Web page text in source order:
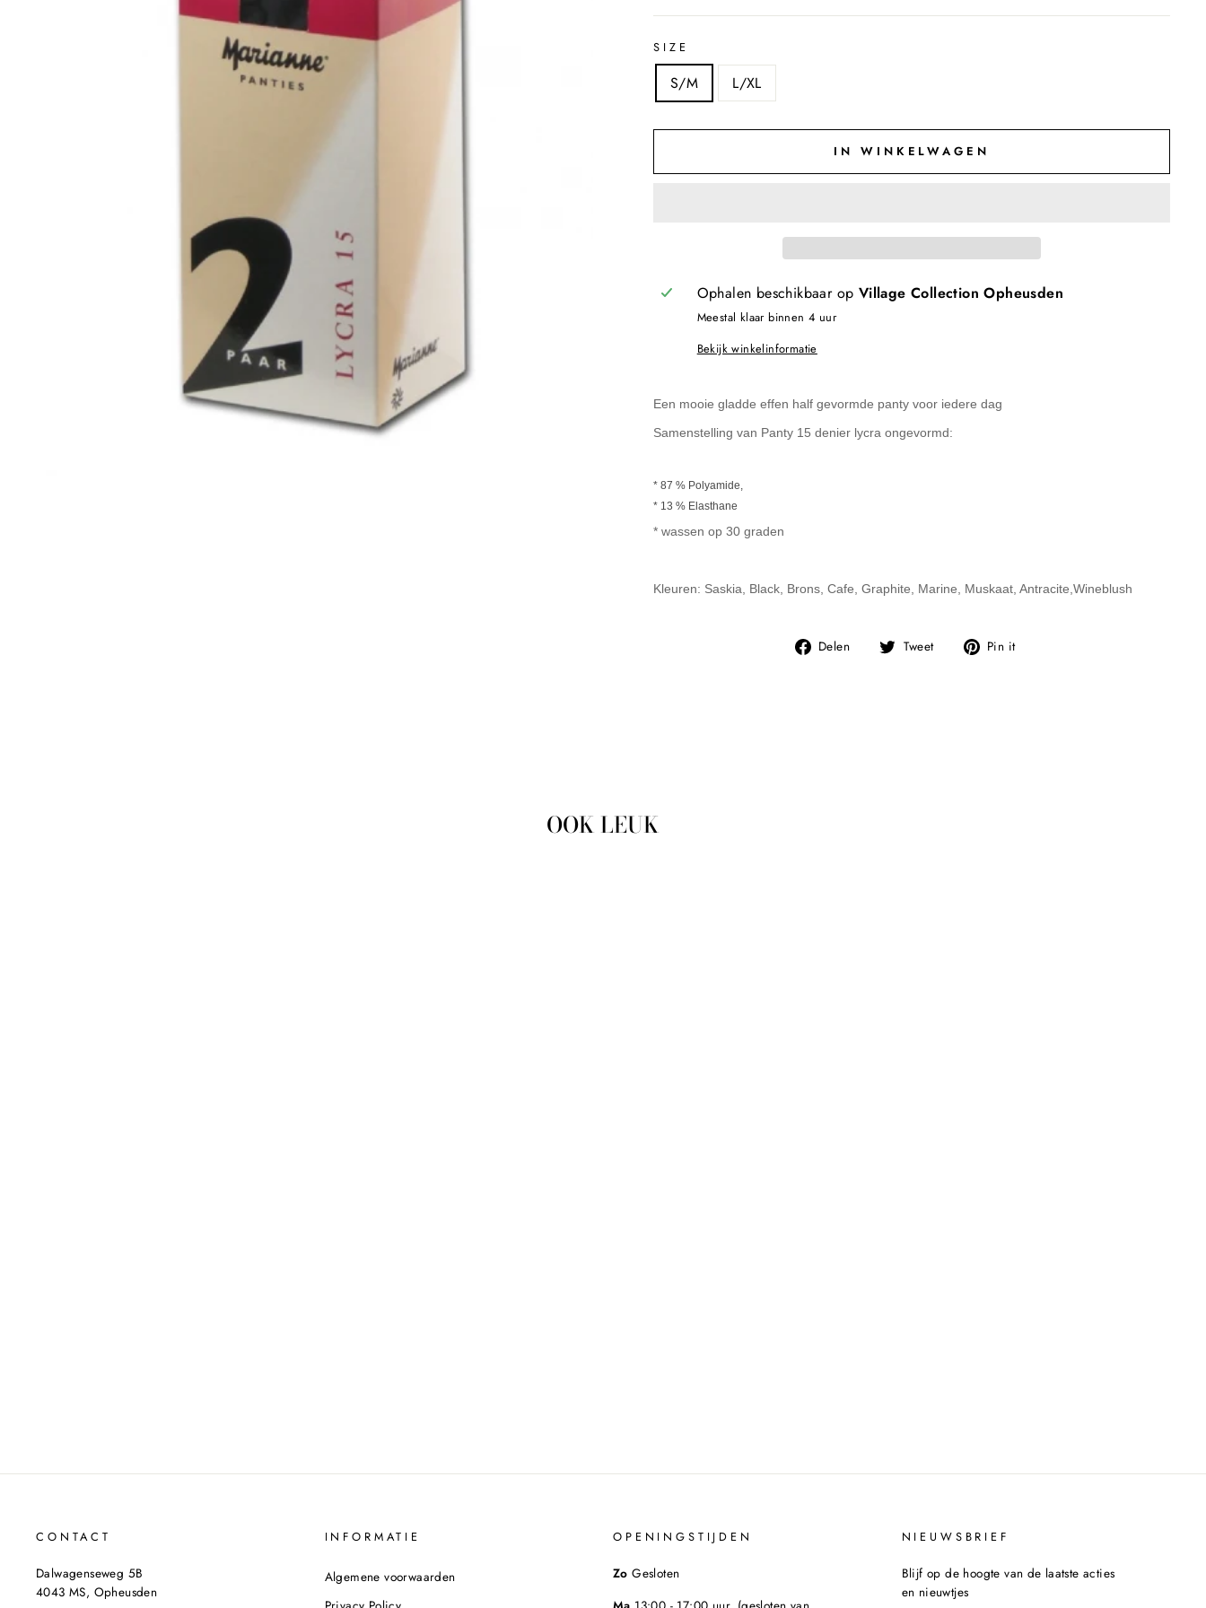
SIZE
S/M L/XL
IN WINKELWAGEN
Ophalen beschikbaar op Village Collection Opheusden
Meestal klaar binnen 4 uur
Bekijk winkelinformatie
Een mooie gladde effen half gevormde panty voor iedere dag
Samenstelling van Panty 15 denier lycra ongevormd:
* 87 % Polyamide,
* 13 % Elasthane
* wassen op 30 graden
Kleuren: Saskia, Black, Brons, Cafe, Graphite, Marine, Muskaat, Antracite,Wineblush
Delen
Deel
Tweet
Tweet Pin it
OOK LEUK
CONTACT
Dalwagenseweg 5B
4043 MS, Opheusden
INFORMATIE
Algemene voorwaarden
OPENINGSTIJDEN
Zo Gesloten
NIEUWSBRIEF
Blijf op de hoogte van de laatste acties
en nieuwtjes